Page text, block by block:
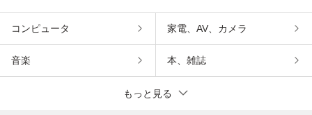
コンピュータ 家電、AV、カメラ
音楽 本、雑誌
もっと見る